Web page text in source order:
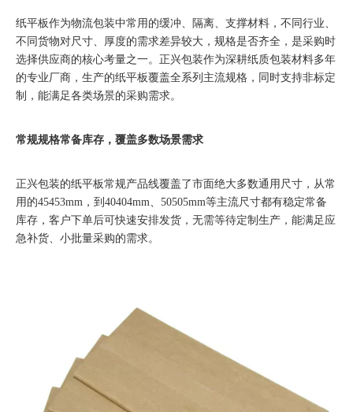
["wechat","weibo","qzone","douban","email"]
纸平板作为物流包装中常用的缓冲、隔离、支撑材料，不同行业、
不同货物对尺寸、厚度的需求差异较大，规格是否齐全，是采购时
选择供应商的核心考量之一。正兴包装作为深耕纸质包装材料多年
的专业厂商，生产的纸平板覆盖全系列主流规格，同时支持非标定
制，能满足各类场景的采购需求。
常规规格常备库存，覆盖多数场景需求
正兴包装的纸平板常规产品线覆盖了市面绝大多数通用尺寸，从常
用的‌45453mm‌，到‌40404mm‌、‌50505mm‌等主流尺寸都有稳定常备
库存，客户下单后可快速安排发货，无需等待定制生产，能满足应
急补货、小批量采购的需求。